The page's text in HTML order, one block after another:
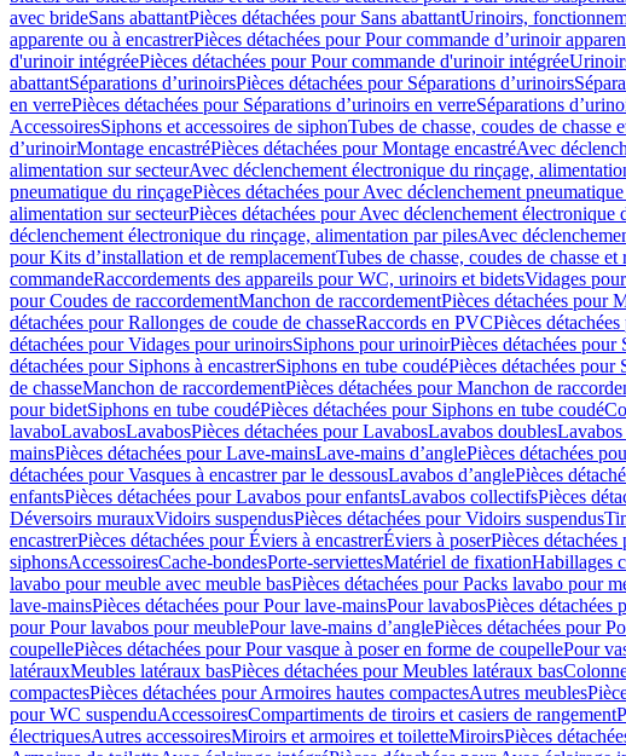
avec brideSans abattantPièces détachées pour Sans abattantUrinoirs,
apparente ou à encastrerPièces détachées pour Pour commande d’urinoir
d'urinoir intégréePièces détachées pour Pour commande d'urinoir intégrée
abattantSéparations d’urinoirsPièces détachées pour Séparations d’urinoirs
en verrePièces détachées pour Séparations d’urinoirs en verreSéparations
AccessoiresSiphons et accessoires de siphonTubes de chasse, coudes de chasse
dʼurinoirMontage encastréPièces détachées pour Montage encastréAvec
alimentation sur secteurAvec déclenchement électronique du rinçage,
pneumatique du rinçagePièces détachées pour Avec déclenchement
alimentation sur secteurPièces détachées pour Avec déclenchement
déclenchement électronique du rinçage, alimentation par pilesAvec
pour Kits d’installation et de remplacementTubes de chasse, coudes de chasse et
commandeRaccordements des appareils pour WC, urinoirs et bidetsVidages
pour Coudes de raccordementManchon de raccordementPièces détachées pour
détachées pour Rallonges de coude de chasseRaccords en PVCPièces
détachées pour Vidages pour urinoirsSiphons pour urinoirPièces détachées
détachées pour Siphons à encastrerSiphons en tube coudéPièces détachées pour
de chasseManchon de raccordementPièces détachées pour Manchon de
pour bidetSiphons en tube coudéPièces détachées pour Siphons en tube coudé
lavaboLavabosLavabosPièces détachées pour LavabosLavabos doubles
mainsPièces détachées pour Lave-mainsLave-mains d’anglePièces détachées
détachées pour Vasques à encastrer par le dessousLavabos d’anglePièces
enfantsPièces détachées pour Lavabos pour enfantsLavabos collectifsPièces
Déversoirs murauxVidoirs suspendusPièces détachées pour Vidoirs suspendus
encastrerPièces détachées pour Éviers à encastrerÉviers à poserPièces
siphonsAccessoiresCache-bondesPorte-serviettesMatériel de fixationHabillages
lavabo pour meuble avec meuble basPièces détachées pour Packs lavabo pour
lave-mainsPièces détachées pour Pour lave-mainsPour lavabosPièces détachées
pour Pour lavabos pour meublePour lave-mains d’anglePièces détachées pour
coupellePièces détachées pour Pour vasque à poser en forme de coupellePour
latérauxMeubles latéraux basPièces détachées pour Meubles latéraux bas
compactesPièces détachées pour Armoires hautes compactesAutres meubles
pour WC suspenduAccessoiresCompartiments de tiroirs et casiers de rangement
électriquesAutres accessoiresMiroirs et armoires et toiletteMiroirsPièces